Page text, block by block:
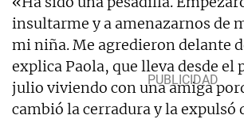
insultarme y a amenazarnos de
mi niña. Me agredieron delante
explica Paola, que lleva desde el
julio viviendo con una amiga
cambió la cerradura y la expulsó